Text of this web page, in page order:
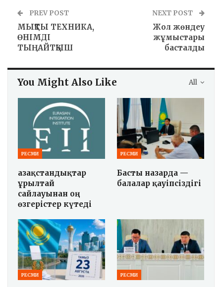
PREV POST
МЫҚТЫ ТЕХНИКА,
ӨНІМДІ
ТЫҢАЙТҚЫШ
NEXT POST
Жол жөндеу
жұмыстары
басталды
All
You Might Also Like
РЕСМИ
Қазақстандықтар
Құрылтай
сайлауынан оң
өзгерістер күтеді
РЕСМИ
Басты назарда —
балалар қауіпсіздігі
РЕСМИ РЕСМИ